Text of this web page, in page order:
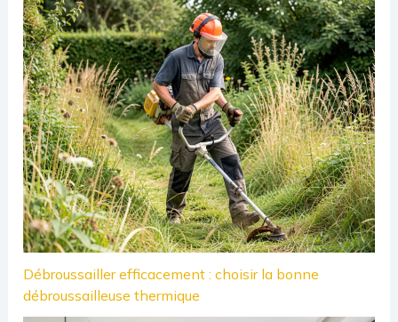
Débroussailler efficacement : choisir la bonne
débroussailleuse thermique